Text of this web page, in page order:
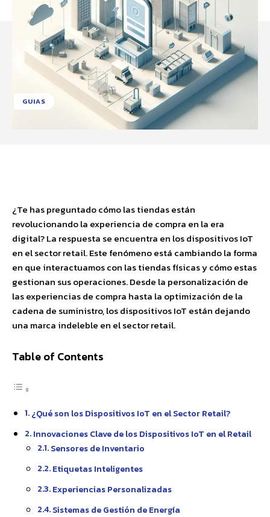
GUIAS
¿Te has preguntado cómo las tiendas están
revolucionando la experiencia de compra en la era
digital? La respuesta se encuentra en los dispositivos IoT
en el sector retail. Este fenómeno está cambiando la forma
en que interactuamos con las tiendas físicas y cómo estas
gestionan sus operaciones. Desde la personalización de
las experiencias de compra hasta la optimización de la
cadena de suministro, los dispositivos IoT están dejando
una marca indeleble en el sector retail.
Table of Contents
¿Qué son los Dispositivos IoT en el Sector Retail?
Innovaciones Clave de los Dispositivos IoT en el Retail
Sensores de Inventario
Etiquetas Inteligentes
Experiencias Personalizadas
Sistemas de Gestión de Energía